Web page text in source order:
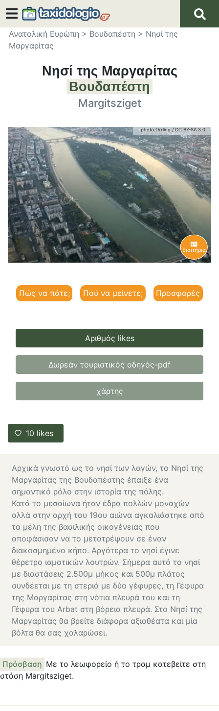
Ανατολική Ευρώπη > Βουδαπέστη > Νησί της
Μαργαρίτας
Νησί της Μαργαρίτας
Βουδαπέστη
Margitsziget
photo:Orrling /CC BY-SA 3.0
Εισιτήρια
Πώς να πάτε; Πού να μείνετε; Προσφορές
Αριθμός likes
Δωρεάν τουριστικός οδηγός-pdf
χάρτης
10 likes
Αρχικά γνωστό ως το νησί των λαγών, το Νησί της
Μαργαρίτας της Βουδαπέστης έπαιξε ένα
σημαντικό ρόλο στην ιστορία της πόλης.
Κατά το μεσαίωνα ήταν έδρα πολλών μοναχών
αλλά στην αρχή του 19ου αιώνα αγκαλιάστηκε από
τα μέλη της βασιλικής οικογένειας που
αποφάσισαν να το μετατρέψουν σε έναν
διακοσμημένο κήπο. Αργότερα το νησί έγινε
θέρετρο ιαματικών λουτρών. Σήμερα αυτό το νησί
με διαστάσεις 2.500μ μήκος και 500μ πλάτος
συνδέεται με τη στεριά με δύο γέφυρες, τη Γέφυρα
της Μαργαρίτας στη νότια πλευρά του και τη
Γέφυρα του Arbat στη βόρεια πλευρά. Στο Νησί της
Μαργαρίτας θα βρείτε διάφορα αξιοθέατα και μία
βόλτα θα σας χαλαρώσει.
Πρόσβαση Με το λεωφορείο ή το τραμ κατεβείτε στη
στάση Margitsziget.